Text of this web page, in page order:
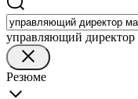
управляющий директор
Резюме